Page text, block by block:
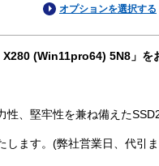
オプションを選択する
(Win11pro64) 5N8」を
、堅牢性を兼ね備えた
ます。(弊社営業日、代引